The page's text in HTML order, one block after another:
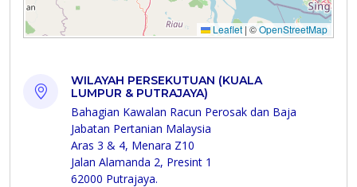
WILAYAH PERSEKUTUAN (KUALA
LUMPUR & PUTRAJAYA)
Bahagian Kawalan Racun Perosak dan Baja
Jabatan Pertanian Malaysia
Aras 3 & 4, Menara Z10
Jalan Alamanda 2, Presint 1
62000 Putrajaya.